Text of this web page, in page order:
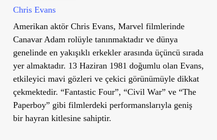
Chris Evans
Amerikan aktör Chris Evans, Marvel filmlerinde
Canavar Adam rolüyle tanınmaktadır ve dünya
genelinde en yakışıklı erkekler arasında üçüncü sırada
yer almaktadır. 13 Haziran 1981 doğumlu olan Evans,
etkileyici mavi gözleri ve çekici görünümüyle dikkat
çekmektedir. “Fantastic Four”, “Civil War” ve “The
Paperboy” gibi filmlerdeki performanslarıyla geniş
bir hayran kitlesine sahiptir.